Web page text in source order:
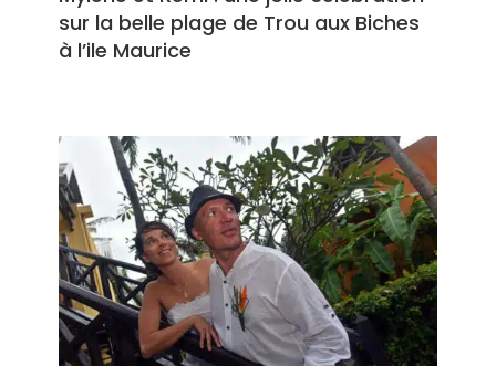
sur la belle plage de Trou aux Biches
à l’ile Maurice